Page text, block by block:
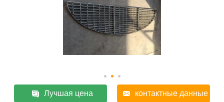
Лучшая цена контактные данные